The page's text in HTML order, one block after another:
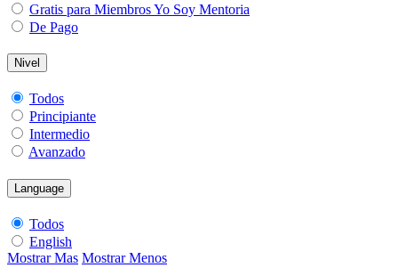
Gratis para Miembros Yo Soy Mentoria
De Pago
Nivel
Todos
Principiante
Intermedio
Avanzado
Language
Todos
English
Mostrar Mas Mostrar Menos